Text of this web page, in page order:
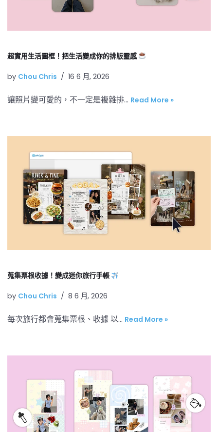
超實用生活圖框！把生活變成你的排版靈感
by Chou Chris 16 6 月, 2026
讓照片變可愛的，不一定是複雜排… Read More »
蒐集票根收據！變成迷你旅行手帳
by Chou Chris 8 6 月, 2026
每次旅行都會蒐集票根、收據 以… Read More »